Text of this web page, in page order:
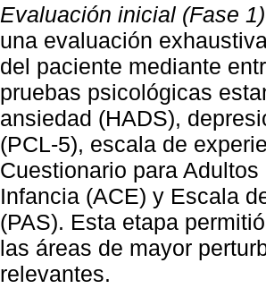
Evaluación inicial (Fase
una evaluación
del paciente mediante
pruebas psicológicas
ansiedad (HADS),
(PCL-5), escala de
Cuestionario para
Infancia (ACE) y Escala
(PAS). Esta etapa
las áreas de mayor
relevantes.